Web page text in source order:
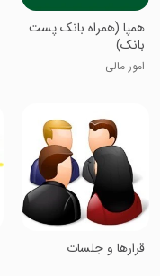
همپا (همراه بانک پست
بانک)
امور مالی
‏قرارها و جلسات